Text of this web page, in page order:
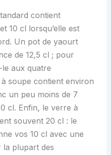
contient
10 cl lorsqu’elle est
Un pot de yaourt
de 12,5 cl ; pour
aux quatre
soupe contient environ
un peu moins de 7
cl. Enfin, le verre à
souvent 20 cl : le
vos 10 cl avec une
la plupart des